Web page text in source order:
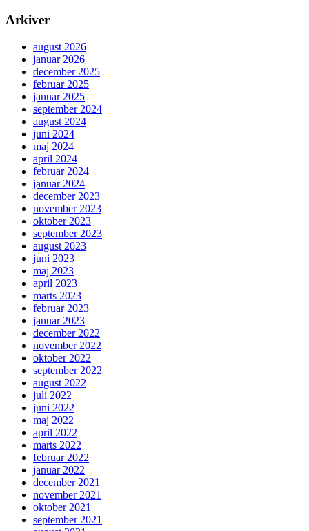
Arkiver
august 2026
januar 2026
december 2025
februar 2025
januar 2025
september 2024
august 2024
juni 2024
maj 2024
april 2024
februar 2024
januar 2024
december 2023
november 2023
oktober 2023
september 2023
august 2023
juni 2023
maj 2023
april 2023
marts 2023
februar 2023
januar 2023
december 2022
november 2022
oktober 2022
september 2022
august 2022
juli 2022
juni 2022
maj 2022
april 2022
marts 2022
februar 2022
januar 2022
december 2021
november 2021
oktober 2021
september 2021